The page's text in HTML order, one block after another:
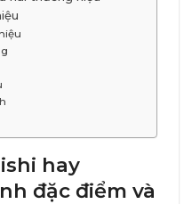
hay
đặc điểm và